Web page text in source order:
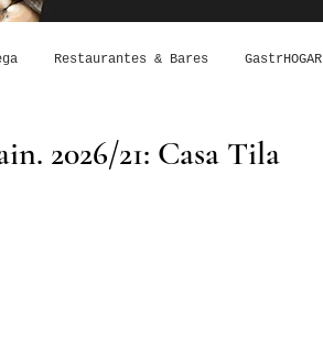
Restaurantes & Bares GastrHOGAR
2026/21: Casa Tila